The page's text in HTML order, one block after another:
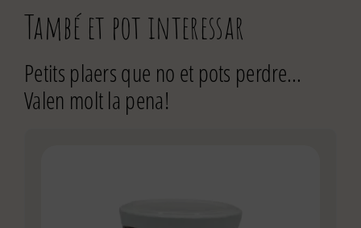
També et pot interessar
Petits plaers que no et pots perdre…
Valen molt la pena!